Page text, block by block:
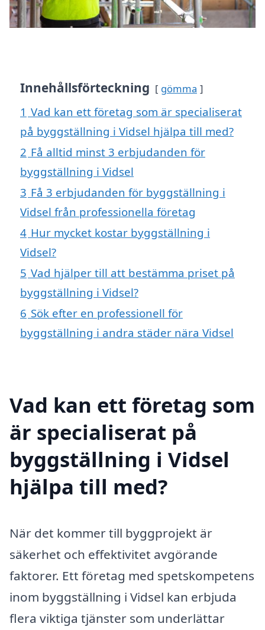
Innehållsförteckning gömma
1 Vad kan ett företag som är specialiserat
på byggställning i Vidsel hjälpa till med?
2 Få alltid minst 3 erbjudanden för
byggställning i Vidsel
3 Få 3 erbjudanden för byggställning i
Vidsel från professionella företag
4 Hur mycket kostar byggställning i
Vidsel?
5 Vad hjälper till att bestämma priset på
byggställning i Vidsel?
6 Sök efter en professionell för
byggställning i andra städer nära Vidsel
Vad kan ett företag som
är specialiserat på
byggställning i Vidsel
hjälpa till med?
När det kommer till byggprojekt är
säkerhet och effektivitet avgörande
faktorer. Ett företag med spetskompetens
inom byggställning i Vidsel kan erbjuda
flera viktiga tjänster som underlättar